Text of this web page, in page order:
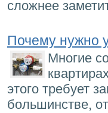
сложнее
Почему нужно
Многие
этого требует
большинстве,